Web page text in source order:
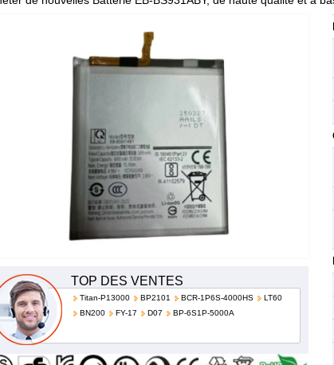
TOP DES VENTES
Titan-P13000 BP2101 BCR-1P6S-4000HS
LT60
BN200
FY-17 D07 BP-6S1P-5000A